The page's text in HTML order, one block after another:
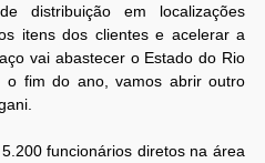
distribuição em localizações
itens dos clientes e acelerar a
vai abastecer o Estado do Rio
o fim do ano, vamos abrir outro
funcionários diretos na área